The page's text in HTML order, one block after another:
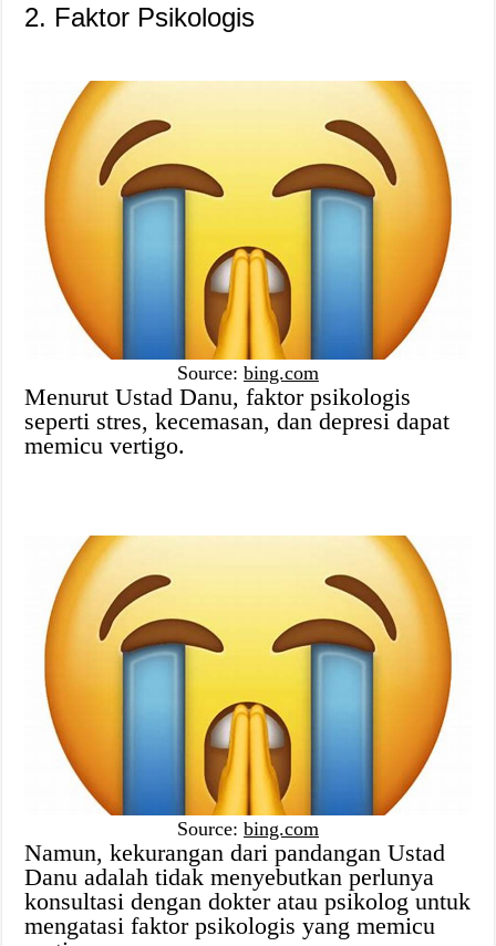
2. Faktor Psikologis
Source: bing.com
Menurut Ustad Danu, faktor psikologis
seperti stres, kecemasan, dan depresi dapat
memicu vertigo.
Source: bing.com
Namun, kekurangan dari pandangan Ustad
Danu adalah tidak menyebutkan perlunya
konsultasi dengan dokter atau psikolog untuk
mengatasi faktor psikologis yang memicu